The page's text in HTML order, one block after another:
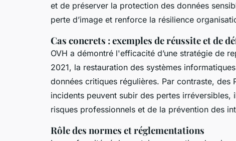
et de préserver la protection des données
perte d’image et renforce la résilience
Cas concrets : exemples de réussite et de
OVH a démontré l'efficacité d’une stratégie de
2021, la restauration des systèmes
données critiques régulières. Par contraste, des
incidents peuvent subir des pertes irréversibles,
risques professionnels et de la prévention des
Rôle des normes et réglementations